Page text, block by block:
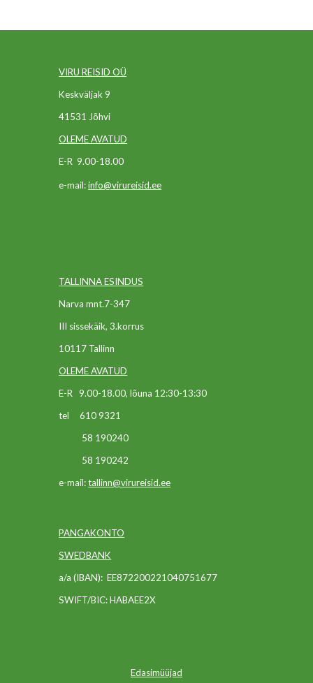
VIRU REISID OÜ
Keskväljak 9
41531 Jõhvi
OLEME AVATUD
E-R 9.00-18.00
e-mail:info@virureisid.ee
TALLINNA ESINDUS
Narva mnt.7-347
III sissekäik, 3.korrus
10117 Tallinn
OLEME AVATUD
E-R 9.00-18.00, lõuna 12:30-13:30
tel 610 9321
58 190240
58 190242
e-mail:tallinn@virureisid.ee
PANGAKONTO
SWEDBANK
a/a (IBAN):EE872200221040751677
SWIFT/BIC: HABAEE2X
Edasimüüjad